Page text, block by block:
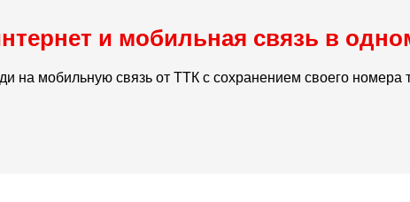
и мобильная связь в
на мобильную связь от ТТК с сохранением своего номера